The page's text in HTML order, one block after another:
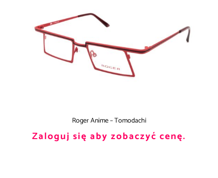
Roger Anime – Tomodachi
Zaloguj się aby zobaczyć cenę.